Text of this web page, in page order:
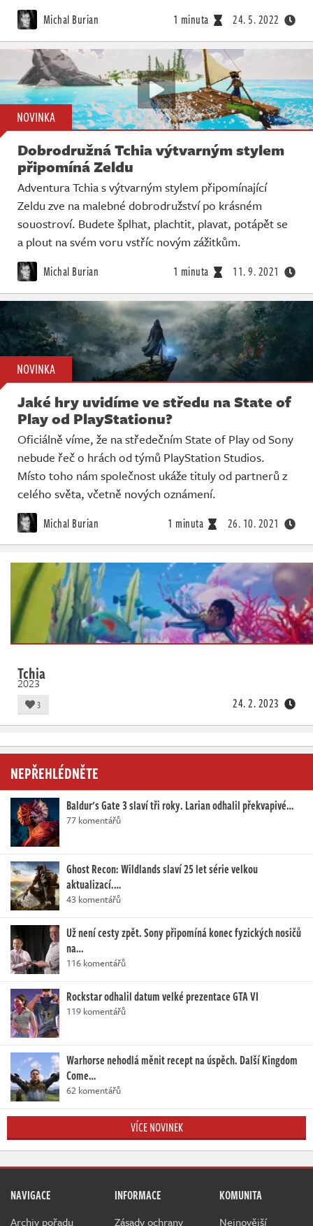
Michal Burian 1 minuta 24. 5. 2022
NOVINKA
Dobrodružná Tchia výtvarným stylem
připomíná Zeldu
Adventura Tchia s výtvarným stylem připomínající
Zeldu zve na malebné dobrodružství po krásném
souostroví. Budete šplhat, plachtit, plavat, potápět se
a plout na svém voru vstříc novým zážitkům.
Michal Burian 1 minuta 11. 9. 2021
NOVINKA
Jaké hry uvidíme ve středu na State of
Play od PlayStationu?
Oficiálně víme, že na středečním State of Play od Sony
nebude řeč o hrách od týmů PlayStation Studios.
Místo toho nám společnost ukáže tituly od partnerů z
celého světa, včetně nových oznámení.
Michal Burian 1 minuta 26. 10. 2021
Tchia
2023
3 24. 2. 2023
NEPŘEHLÉDNĚTE
Baldur's Gate 3 slaví tři roky. Larian odhalil překvapivé…
77 komentářů
Ghost Recon: Wildlands slaví 25 let série velkou
aktualizací.…
43 komentářů
Už není cesty zpět. Sony připomíná konec fyzických nosičů
na…
116 komentářů
Rockstar odhalil datum velké prezentace GTA VI
119 komentářů
Warhorse nehodlá měnit recept na úspěch. Další Kingdom
Come…
62 komentářů
VÍCE NOVINEK
NAVIGACE
Archiv pořadu
INFORMACE
Zásady ochrany
KOMUNITA
Nejnovější